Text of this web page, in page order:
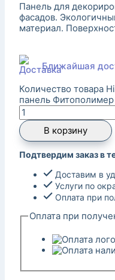
Панель для
фасадов.
материал.
Ближайшая
Количество товара
панель
В корзину
Подтвердим заказ в
Доставим в
Услуги по
Оплата при
Оплата при